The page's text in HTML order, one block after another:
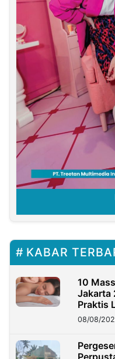
KABAR
10
Jakarta
Praktis
08/08/